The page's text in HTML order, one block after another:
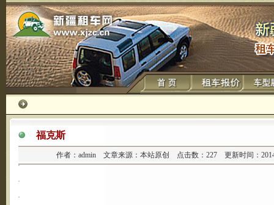
福克斯
作者：admin 文章来源：本站原创 点击数： 227 更新时间：